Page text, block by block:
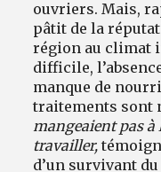
ouvriers. Mais,
pâtit de la
région au climat
difficile,
manque de
traitements sont
mangeaient pas
travailler,
d’un survivant